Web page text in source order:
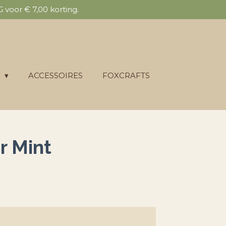
voor € 7,00 korting.
ACCESSOIRES FOXCRAFTS
Mint